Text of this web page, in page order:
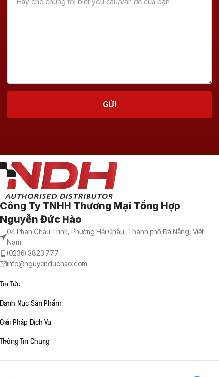
Công Ty TNHH Thương Mại Tổng Hợp
Nguyễn Đức Hào
04 Phan Châu Trinh, Phường Hải Châu, Thành phố Đà Nẵng, Việt
Nam
(0236) 3823 777
info@nguyenduchao.com
Tin Tức
Danh Mục Sản Phẩm
Giải Pháp Dịch Vụ
Thông Tin Chung